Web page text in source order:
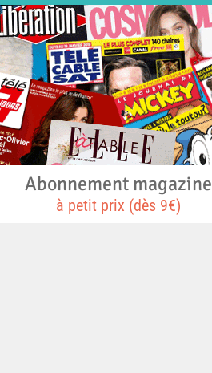
Abonnement magazine
à petit prix (dès 9€)